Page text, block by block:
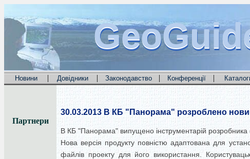
Новини | Довідники | Законодавство | Конференції |
Партнери
30.03.2013 В КБ "Панорама" розроблено
В КБ "Панорама" випущено інструментарій розробника
Нова версія продукту повністю адаптована для
файлів проекту для його використання.